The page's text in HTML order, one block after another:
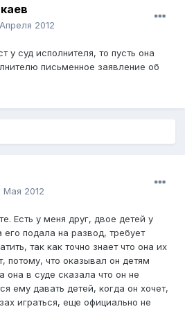
Апреля 2012
у суд исполнителя, то пусть она
письменное заявление об
Мая 2012
Есть у меня друг, двое детей у
подала на развод, требует
так как точно знает что она их
потому, что оказывал он детям
в суде сказала что он не
ему давать детей, когда он хочет,
играться, еще официально не